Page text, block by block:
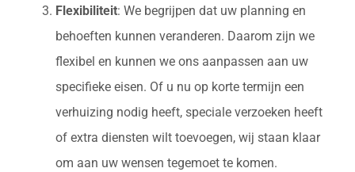
Flexibiliteit: We begrijpen dat uw planning en
behoeften kunnen veranderen. Daarom zijn we
flexibel en kunnen we ons aanpassen aan uw
specifieke eisen. Of u nu op korte termijn een
verhuizing nodig heeft, speciale verzoeken heeft
of extra diensten wilt toevoegen, wij staan klaar
om aan uw wensen tegemoet te komen.